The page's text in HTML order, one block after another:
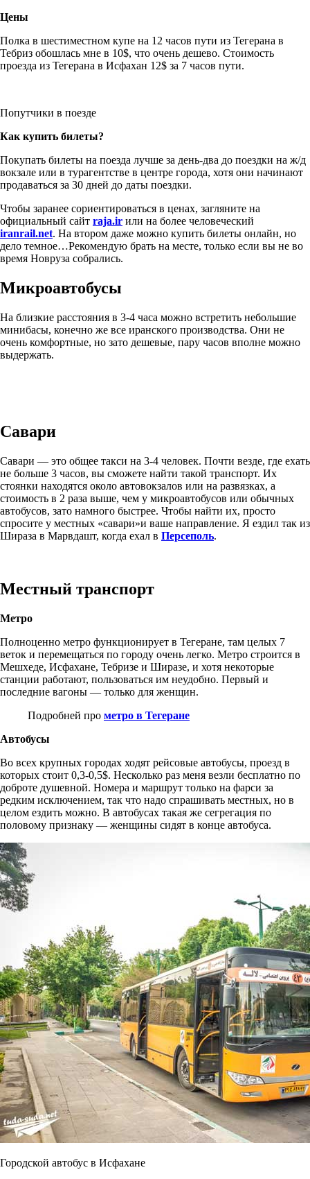
Цены
Полка в шестиместном купе на 12 часов пути из Тегерана в
Тебриз обошлась мне в 10$, что очень дешево. Стоимость
проезда из Тегерана в Исфахан 12$ за 7 часов пути.
Попутчики в поезде
Как купить билеты?
Покупать билеты на поезда лучше за день-два до поездки на ж/д
вокзале или в турагентстве в центре города, хотя они начинают
продаваться за 30 дней до даты поездки.
Чтобы заранее сориентироваться в ценах, загляните на
официальный сайт raja.ir или на более человеческий
iranrail.net. На втором даже можно купить билеты онлайн, но
дело темное…Рекомендую брать на месте, только если вы не во
время Новруза собрались.
Микроавтобусы
На близкие расстояния в 3-4 часа можно встретить небольшие
минибасы, конечно же все иранского производства. Они не
очень комфортные, но зато дешевые, пару часов вполне можно
выдержать.
Савари
Савари — это общее такси на 3-4 человек. Почти везде, где ехать
не больше 3 часов, вы сможете найти такой транспорт. Их
стоянки находятся около автовокзалов или на развязках, а
стоимость в 2 раза выше, чем у микроавтобусов или обычных
автобусов, зато намного быстрее. Чтобы найти их, просто
спросите у местных «савари»и ваше направление. Я ездил так из
Шираза в Марвдашт, когда ехал в Персеполь.
Местный транспорт
Метро
Полноценно метро функционирует в Тегеране, там целых 7
веток и перемещаться по городу очень легко. Метро строится в
Мешхеде, Исфахане, Тебризе и Ширазе, и хотя некоторые
станции работают, пользоваться им неудобно. Первый и
последние вагоны — только для женщин.
Подробней про метро в Тегеране
Автобусы
Во всех крупных городах ходят рейсовые автобусы, проезд в
которых стоит 0,3-0,5$. Несколько раз меня везли бесплатно по
доброте душевной. Номера и маршрут только на фарси за
редким исключением, так что надо спрашивать местных, но в
целом ездить можно. В автобусах такая же сегрегация по
половому признаку — женщины сидят в конце автобуса.
Городской автобус в Исфахане